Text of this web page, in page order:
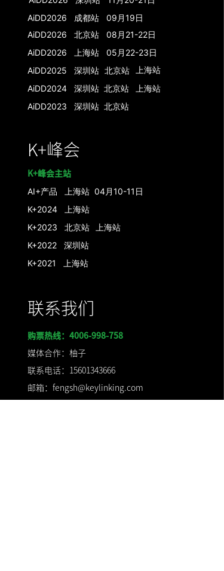
K+峰会
联系我们
购票热线：4006-998-758
媒体合作：柚子
联系电话：15601343666
邮箱：fengsh@keylinking.com
K+峰会主站
AiDD2026 北京站 08月21-22日
AiDD2026 上海站 05月22-23日
AiDD2025 深圳站
北京站
K+2021 上海站
K+2022 深圳站
上海站
K+2023 北京站
K+2024 上海站
AI+产品 上海站 04月10-11日
AiDD2023 深圳站
上海站
北京站
AiDD2024 深圳站
北京站 上海站
AiDD2026 成都站 09月19日